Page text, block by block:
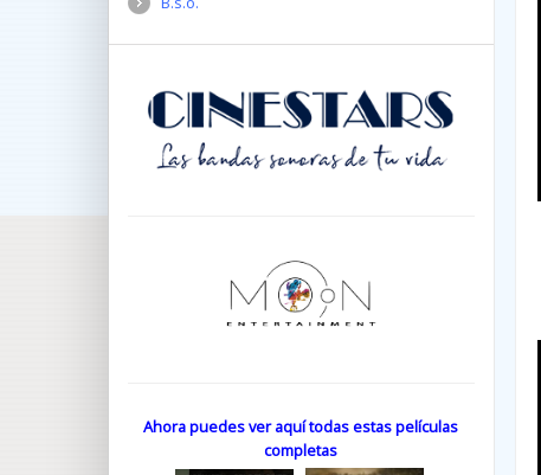
Ahora puedes ver aquí todas estas películas
completas